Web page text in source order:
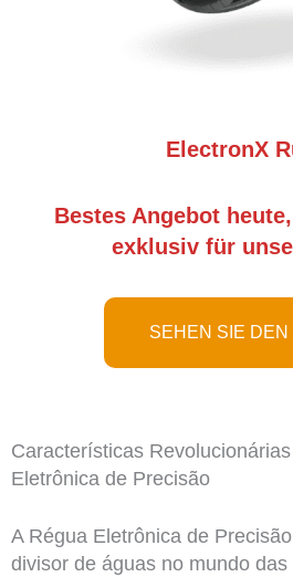
ElectronX
Bestes Angebot
exklusiv für
SEHEN SIE DEN
Características
Eletrônica de Precisão
A Régua Eletrônica de
divisor de águas no mundo